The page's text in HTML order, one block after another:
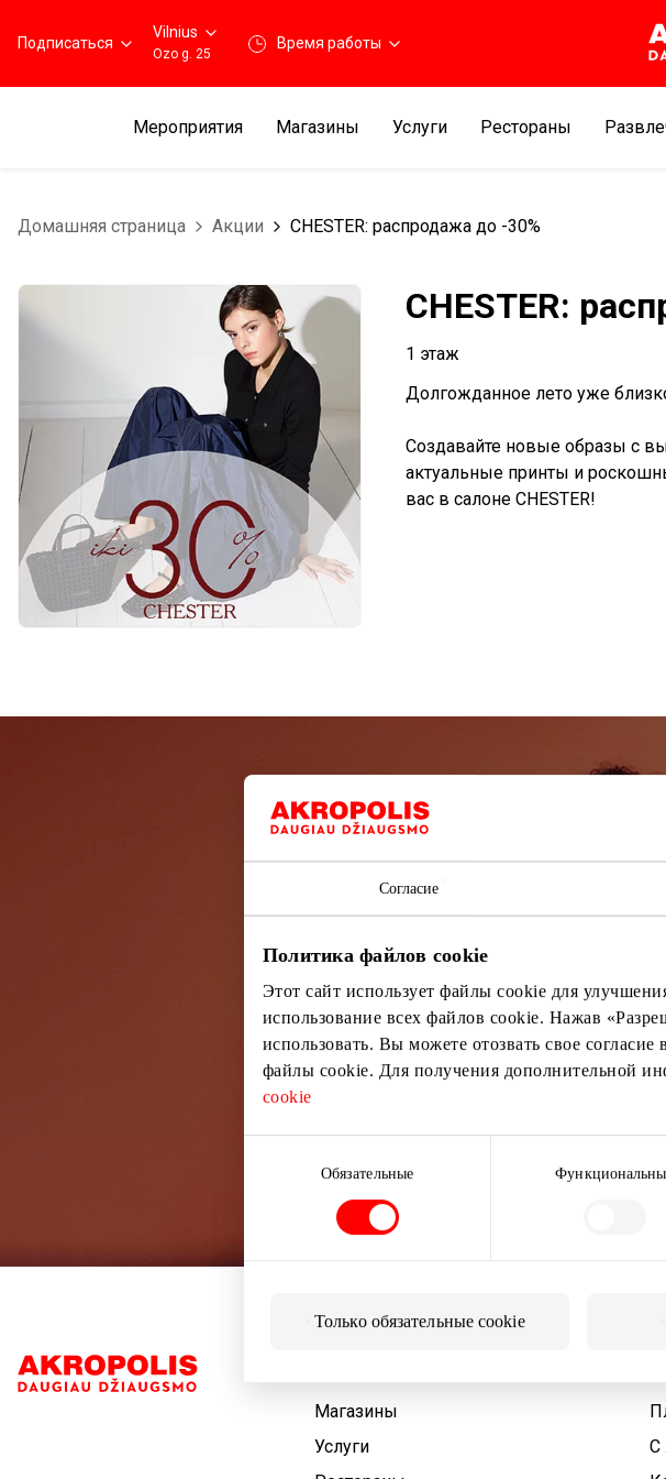
Согласие
Политика файлов cookie
Этот сайт использует файлы cookie для
использование всех файлов cookie. Нажав
использовать. Вы можете отозвать свое
файлы cookie. Для получения дополнительной
cookie
Обязательные
Только обязательные cookie
Подписаться
Vilnius
Ozo g. 25
Время работы
Мероприятия Магазины Услуги Рестораны
Домашняя страница Aкции CHESTER: распродажа до -30%
CHESTER:
1 этаж
Долгожданное лето уже
Создавайте новые образы с
актуальные принты и
вас в салоне CHESTER!
Узнайте первыми о лучших
Подписываясь
вам
Магазины
Услуги
С